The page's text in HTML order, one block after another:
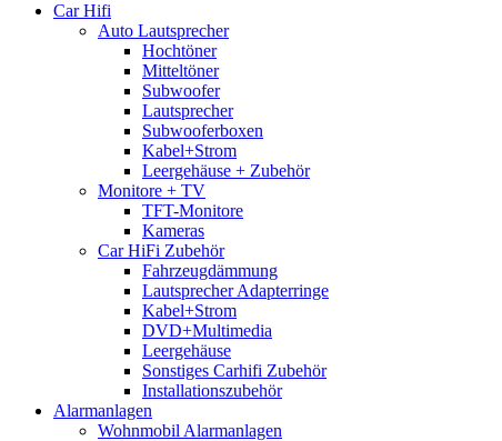
Car Hifi
Auto Lautsprecher
Hochtöner
Mitteltöner
Subwoofer
Lautsprecher
Subwooferboxen
Kabel+Strom
Leergehäuse + Zubehör
Monitore + TV
TFT-Monitore
Kameras
Car HiFi Zubehör
Fahrzeugdämmung
Lautsprecher Adapterringe
Kabel+Strom
DVD+Multimedia
Leergehäuse
Sonstiges Carhifi Zubehör
Installationszubehör
Alarmanlagen
Wohnmobil Alarmanlagen